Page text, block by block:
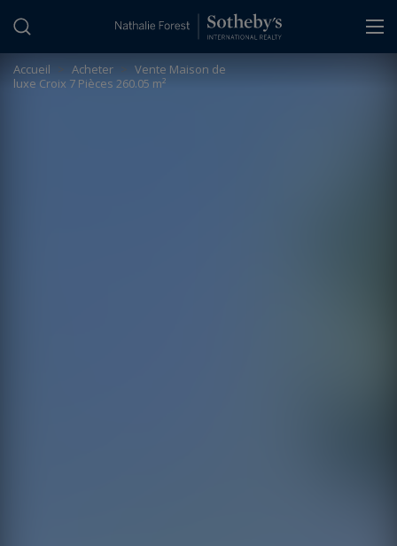
Accueil > Acheter > Vente Maison de
luxe Croix 7 Pièces 260.05 m²